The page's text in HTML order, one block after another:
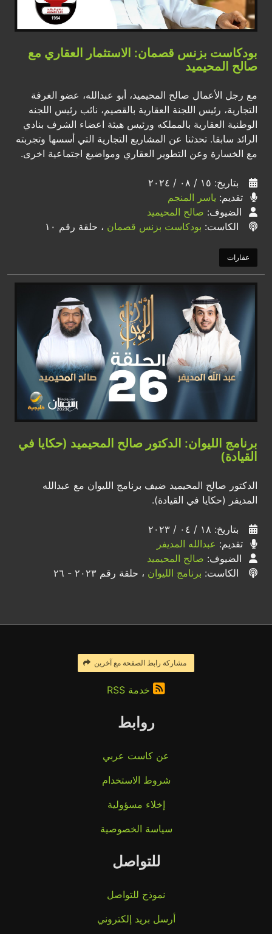
بودكاست بزنس قصمان: الاستثمار العقاري مع
صالح المحيميد
مع رجل الأعمال صالح المحيميد، أبو عبدالله، عضو الغرفة
التجارية، رئيس اللجنة العقارية بالقصيم، نائب رئيس اللجنه
الوطنية العقارية بالمملكه ورئيس هيئة اعضاء الشرف بنادي
الرائد سابقا. تحدثنا عن المشاريع التجارية التي أسسها وتجربته
مع الخسارة وعن التطوير العقاري ومواضيع اجتماعية اخرى.
بتاريخ: ١٥ / ٠٨ / ٢٠٢٤
تقديم: ياسر المنجم
الضيوف: صالح المحيميد
الكاست: بودكاست بزنس قصمان ، حلقة رقم ١٠
عقارات
برنامج الليوان: الدكتور صالح المحيميد (حكايا في
القيادة)
الدكتور صالح المحيميد ضيف برنامج الليوان مع عبدالله
المديفر (حكايا في القيادة).
بتاريخ: ١٨ / ٠٤ / ٢٠٢٣
تقديم: عبدالله المديفر
الضيوف: صالح المحيميد
الكاست: برنامج الليوان ، حلقة رقم ٢٠٢٣ - ٢٦
مشاركة رابط الصفحة مع آخرين
خدمة RSS
روابط
عن كاست عربي
شروط الاستخدام
إخلاء مسؤولية
سياسة الخصوصية
للتواصل
نموذج للتواصل
أرسل بريد إلكتروني